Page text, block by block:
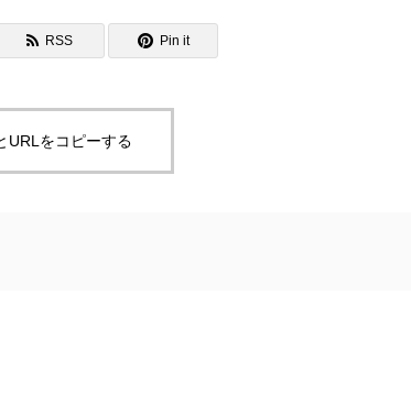
RSS Pin it
URLをコピーする